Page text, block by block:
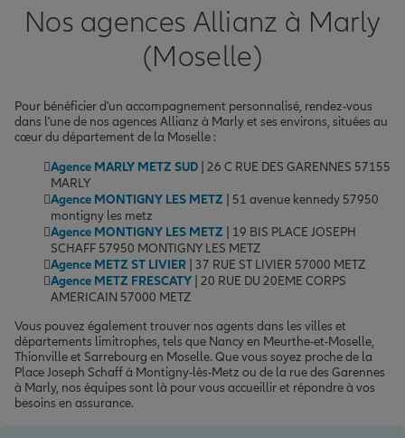
Nos agences Allianz à Marly
(Moselle)
Pour bénéficier d'un accompagnement personnalisé, rendez-vous
dans l'une de nos agences Allianz à Marly et ses environs, situées au
cœur du département de la Moselle :
Agence MARLY METZ SUD | 26 C RUE DES GARENNES 57155
MARLY
Agence MONTIGNY LES METZ | 51 avenue kennedy 57950
montigny les metz
Agence MONTIGNY LES METZ | 19 BIS PLACE JOSEPH
SCHAFF 57950 MONTIGNY LES METZ
Agence METZ ST LIVIER | 37 RUE ST LIVIER 57000 METZ
Agence METZ FRESCATY | 20 RUE DU 20EME CORPS
AMERICAIN 57000 METZ
Vous pouvez également trouver nos agents dans les villes et
départements limitrophes, tels que Nancy en Meurthe-et-Moselle,
Thionville et Sarrebourg en Moselle. Que vous soyez proche de la
Place Joseph Schaff à Montigny-lès-Metz ou de la rue des Garennes
à Marly, nos équipes sont là pour vous accueillir et répondre à vos
besoins en assurance.